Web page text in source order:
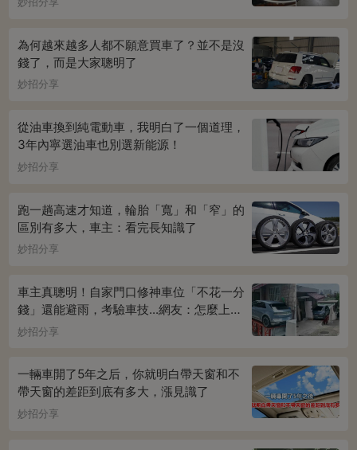
為何越來越多人都不願意買車了？並不是沒
錢了，而是大家聰明了
妙招分享
從油車換到純電動車，我明白了一個道理，
3年內寧選油車也別選新能源！
妙招分享
跑一趟高速才知道，輪胎「寬」和「窄」的
區別有多大，車主：看完長知識了
妙招分享
車主真聰明！自家門口修神車位「不花一分
錢」還能避雨，考驗車技...網友：怎麼上下
車
妙招分享
一輛車開了5年之后，你就明白帶天窗和不
帶天窗的差距到底有多大，漲見識了
妙招分享